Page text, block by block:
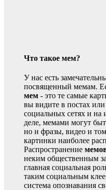
Что такое мем?
У нас есть
посвященный мемам.
мем - это те самые
вы видите в постах
социальных сетях и
деле, мемами могут
но и фразы, видео и
картинки наиболее
Распространение
неким общественным
главная социальная
таким социальным
система опознавания